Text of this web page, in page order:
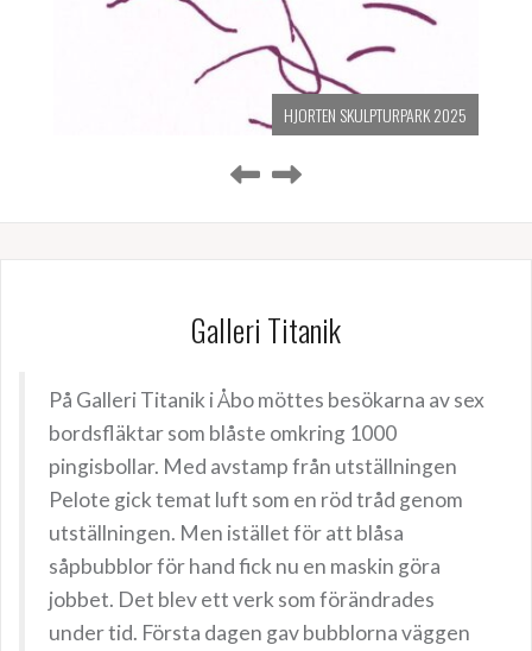
HJORTEN SKULPTURPARK 2025
Galleri Titanik
På Galleri Titanik i Åbo möttes besökarna av sex
bordsfläktar som blåste omkring 1000
pingisbollar. Med avstamp från utställningen
Pelote gick temat luft som en röd tråd genom
utställningen. Men istället för att blåsa
såpbubblor för hand fick nu en maskin göra
jobbet. Det blev ett verk som förändrades
under tid. Första dagen gav bubblorna väggen